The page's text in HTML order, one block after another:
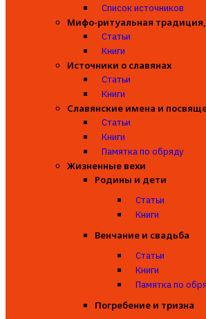
Список источников
Мифо-ритуальная
Статьи
Книги
Источники о славянах
Статьи
Книги
Славянские имена и
Статьи
Книги
Памятка по обряду
Жизненные вехи
Родины и дети
Статьи
Книги
Венчание и свадьба
Статьи
Книги
Памятка по
Погребение и тризна